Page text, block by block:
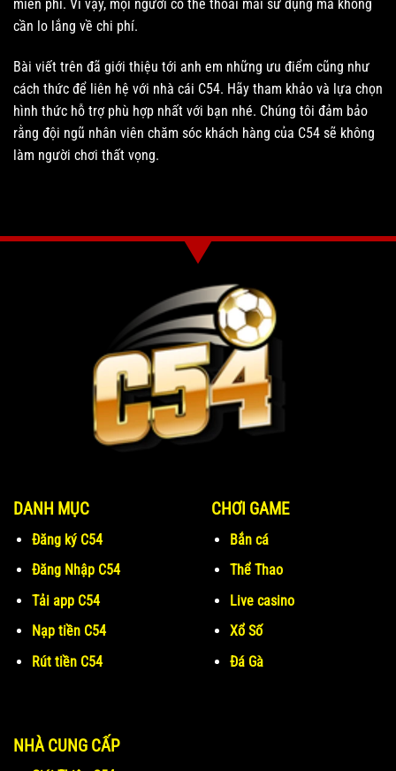
miễn phí. Vì vậy, mọi người có thể thoải mái sử dụng mà không
cần lo lắng về chi phí.
Bài viết trên đã giới thiệu tới anh em những ưu điểm cũng như
cách thức để liên hệ với nhà cái C54. Hãy tham khảo và lựa chọn
hình thức hỗ trợ phù hợp nhất với bạn nhé. Chúng tôi đảm bảo
rằng đội ngũ nhân viên chăm sóc khách hàng của C54 sẽ không
làm người chơi thất vọng.
DANH MỤC
Đăng ký C54
Đăng Nhập C54
Tải app C54
Nạp tiền C54
Rút tiền C54
CHƠI GAME
Bắn cá
Thể Thao
Live casino
Xổ Số
Đá Gà
NHÀ CUNG CẤP